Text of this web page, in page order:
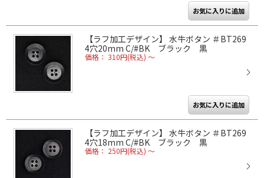
【ラフ加工デザイン】 水牛ボタン ＃BT269
4穴20mm C/#BK ブラック 黒
価格： 310円(税込) ～
【ラフ加工デザイン】 水牛ボタン ＃BT269
4穴18mm C/#BK ブラック 黒
価格： 250円(税込) ～